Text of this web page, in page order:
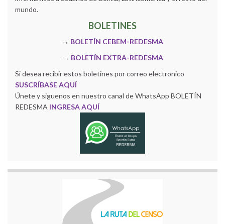
mundo.
BOLETINES
→ BOLETÍN CEBEM-REDESMA
→ BOLETÍN EXTRA-REDESMA
Si desea recibir estos boletines por correo electronico
SUSCRÍBASE AQUÍ
Únete y siguenos en nuestro canal de WhatsApp BOLETÍN
REDESMA INGRESA AQUÍ